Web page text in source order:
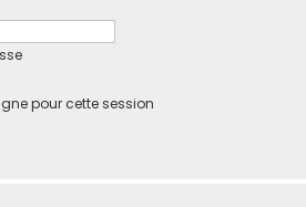
pour cette session